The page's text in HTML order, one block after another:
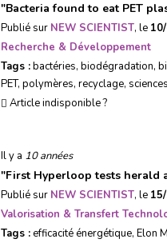
"Bacteria found to eat PET
Publié sur NEW SCIENTIST, le
Recherche & Développement
Tags :bactéries, biodégradation,
PET, polymères, recyclage,
Article indisponible ?
Il y a 10 années
"First Hyperloop tests
Publié sur NEW SCIENTIST, le
Valorisation & Transfert
Tags :efficacité énergétique, Elon